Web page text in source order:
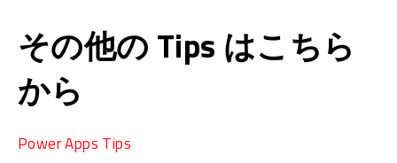
その他の Tips はこちら
から
Power Apps Tips